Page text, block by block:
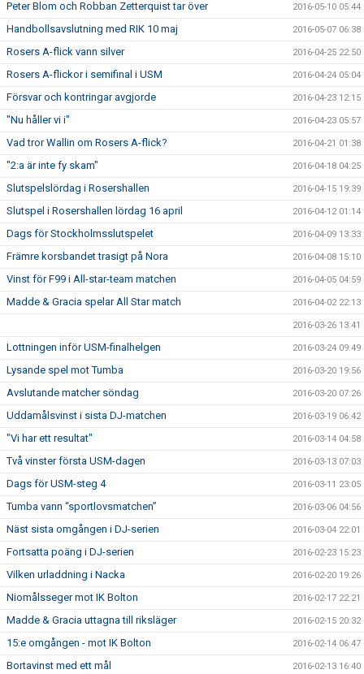
Peter Blom och Robban Zetterquist tar över 2016-05-10 05:44
Handbollsavslutning med RIK 10 maj 2016-05-07 06:38
Rosers A-flick vann silver 2016-04-25 22:50
Rosers A-flickor i semifinal i USM 2016-04-24 05:04
Försvar och kontringar avgjorde 2016-04-23 12:15
"Nu håller vi i" 2016-04-23 05:57
Vad tror Wallin om Rosers A-flick? 2016-04-21 01:38
"2:a är inte fy skam" 2016-04-18 04:25
Slutspelslördag i Rosershallen 2016-04-15 19:39
Slutspel i Rosershallen lördag 16 april 2016-04-12 01:14
Dags för Stockholmsslutspelet 2016-04-09 13:33
Främre korsbandet trasigt på Nora 2016-04-08 15:10
Vinst för F99 i All-star-team matchen 2016-04-05 04:59
Madde & Gracia spelar All Star match 2016-04-02 22:13
2016-03-26 13:41
Lottningen inför USM-finalhelgen 2016-03-24 09:49
Lysande spel mot Tumba 2016-03-20 19:56
Avslutande matcher söndag 2016-03-20 07:26
Uddamålsvinst i sista DJ-matchen 2016-03-19 06:42
"Vi har ett resultat" 2016-03-14 04:58
Två vinster första USM-dagen 2016-03-13 07:03
Dags för USM-steg 4 2016-03-11 23:05
Tumba vann “sportlovsmatchen” 2016-03-06 04:56
Näst sista omgången i DJ-serien 2016-03-04 22:01
Fortsatta poäng i DJ-serien 2016-02-23 15:23
Vilken urladdning i Nacka 2016-02-20 19:26
Niomålsseger mot IK Bolton 2016-02-17 22:21
Madde & Gracia uttagna till riksläger 2016-02-15 20:32
15:e omgången - mot IK Bolton 2016-02-14 06:47
Bortavinst med ett mål 2016-02-13 16:40